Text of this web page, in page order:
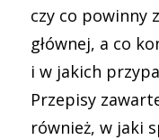
czy co powinny
głównej, a co
i w jakich
Przepisy
również, w jaki